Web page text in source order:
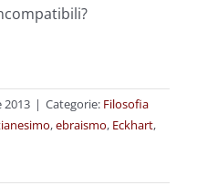
2013 | Categorie: Filosofia
,ebraismo, Eckhart,